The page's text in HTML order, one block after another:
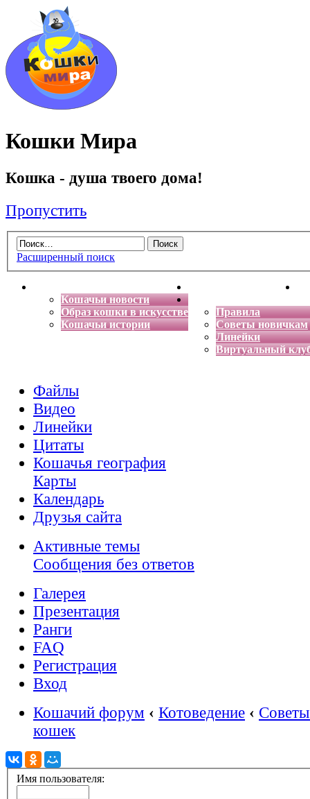
Кошки Мира
Кошка - душа твоего дома!
Пропустить
Расширенный поиск
Кошачьи новости
Образ кошки в искусстве
Кошачьи истории
Энциклопедия кошек
Правила
Советы новичкам
Линейки
Виртуальный
Файлы
Видео
Линейки
Цитаты
Кошачья география
Карты
Календарь
Друзья сайта
Активные темы
Сообщения без ответов
Галерея
Презентация
Ранги
FAQ
Регистрация
Вход
Кошачий форум ‹ Котоведение ‹
кошек
Имя пользователя: